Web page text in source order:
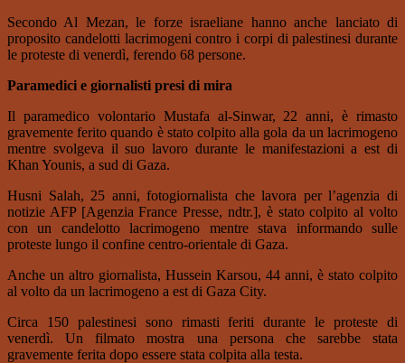
Secondo Al Mezan, le forze israeliane hanno anche lanciato di
proposito candelotti lacrimogeni contro i corpi di palestinesi durante
le proteste di venerdì, ferendo 68 persone.
Paramedici e giornalisti presi di mira
Il paramedico volontario Mustafa al-Sinwar, 22 anni, è rimasto
gravemente ferito quando è stato colpito alla gola da un lacrimogeno
mentre svolgeva il suo lavoro durante le manifestazioni a est di
Khan Younis, a sud di Gaza.
Husni Salah, 25 anni, fotogiornalista che lavora per l’agenzia di
notizie AFP [Agenzia France Presse, ndtr.], è stato colpito al volto
con un candelotto lacrimogeno mentre stava informando sulle
proteste lungo il confine centro-orientale di Gaza.
Anche un altro giornalista, Hussein Karsou, 44 anni, è stato colpito
al volto da un lacrimogeno a est di Gaza City.
Circa 150 palestinesi sono rimasti feriti durante le proteste di
venerdì. Un filmato mostra una persona che sarebbe stata
gravemente ferita dopo essere stata colpita alla testa.